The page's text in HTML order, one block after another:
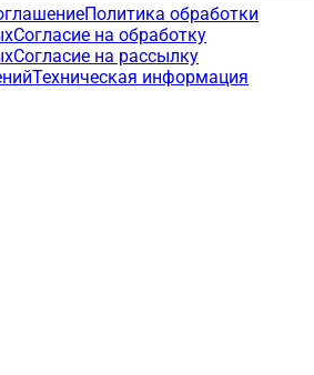
Политика обработки
Согласие на обработку
Согласие на рассылку
Техническая информация